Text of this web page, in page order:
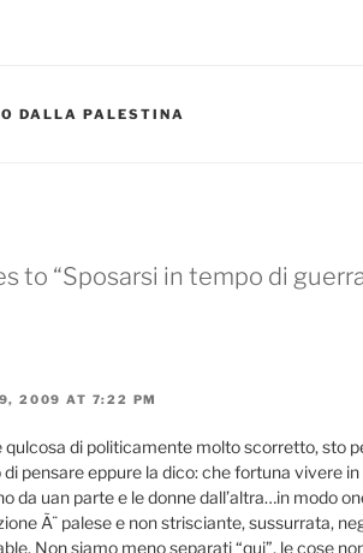
DALLA PALESTINA
to “Sposarsi in tempo di
2009 AT 7:22 PM
qulcosa di politicamente molto scorretto, sto
pensare eppure la dico: che fortuna vivere
da uan parte e le donne dall’altra…in modo
Ã¨ palese e non strisciante, sussurrata,
Non siamo meno separati “qui”, le cose